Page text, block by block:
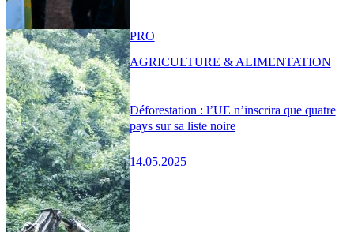
Déforestation : l’UE n’inscrira que quatre
pays sur sa liste noire
14.05.2025
PRO
AGRICULTURE & ALIMENTATION